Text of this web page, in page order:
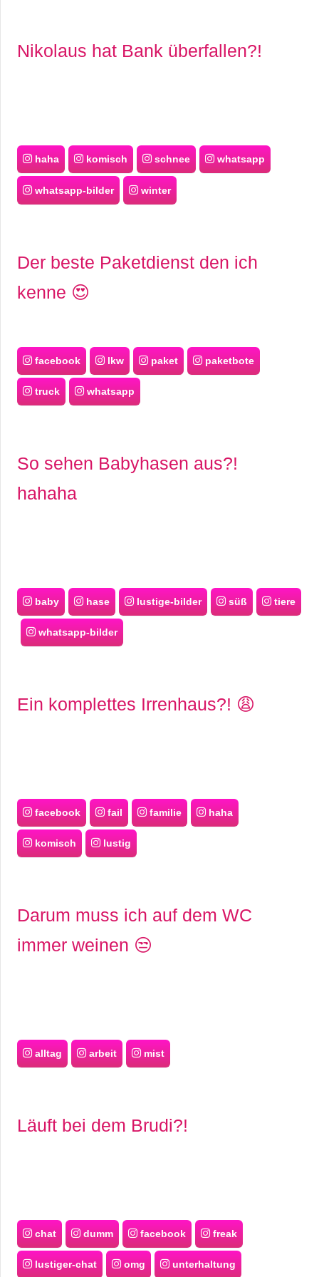
Nikolaus hat Bank überfallen?!
haha komisch schnee whatsapp
whatsapp-bilder winter
Der beste Paketdienst den ich
kenne 😍
facebook lkw paket paketbote
truck whatsapp
So sehen Babyhasen aus?!
hahaha
baby hase lustige-bilder süß tiere
whatsapp-bilder
Ein komplettes Irrenhaus?! 😩
facebook fail familie haha
komisch lustig
Darum muss ich auf dem WC
immer weinen 😒
alltag arbeit mist
Läuft bei dem Brudi?!
chat dumm facebook freak
lustiger-chat omg unterhaltung